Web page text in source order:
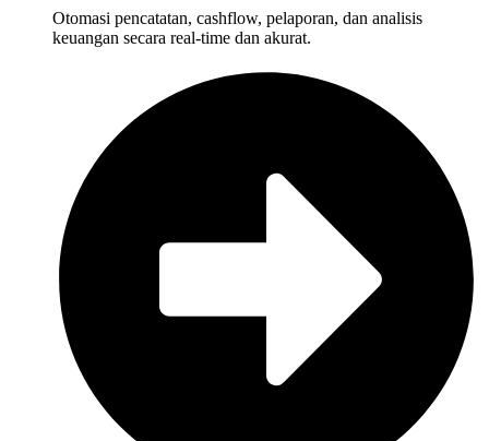
Otomasi pencatatan, cashflow, pelaporan, dan analisis
keuangan secara real-time dan akurat.